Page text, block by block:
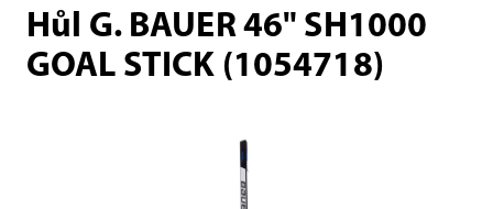
Hůl G. BAUER 46" SH1000
GOAL STICK (1054718)